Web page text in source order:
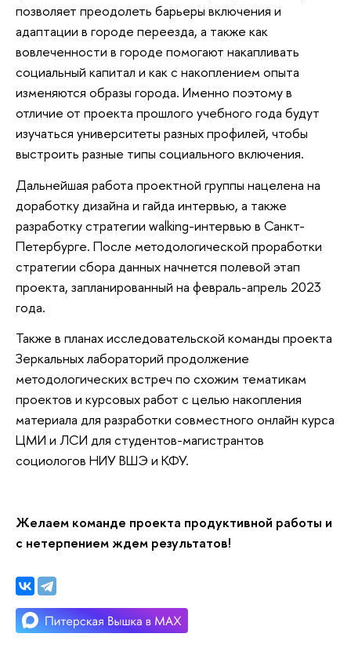
позволяет преодолеть барьеры включения и
адаптации в городе переезда, а также как
вовлеченности в городе помогают накапливать
социальный капитал и как с накоплением опыта
изменяются образы города. Именно поэтому в
отличие от проекта прошлого учебного года будут
изучаться университеты разных профилей, чтобы
выстроить разные типы социального включения.
Дальнейшая работа проектной группы нацелена на
доработку дизайна и гайда интервью, а также
разработку стратегии walking-интервью в Санкт-
Петербурге. После методологической проработки
стратегии сбора данных начнется полевой этап
проекта, запланированный на февраль-апрель 2023
года.
Также в планах исследовательской команды проекта
Зеркальных лабораторий продолжение
методологических встреч по схожим тематикам
проектов и курсовых работ с целью накопления
материала для разработки совместного онлайн курса
ЦМИ и ЛСИ для студентов-магистрантов
социологов НИУ ВШЭ и КФУ.
Желаем команде проекта продуктивной работы и
с нетерпением ждем результатов!